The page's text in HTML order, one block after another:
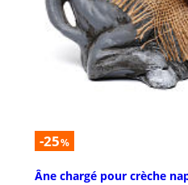
-25%
Âne chargé pour crèche